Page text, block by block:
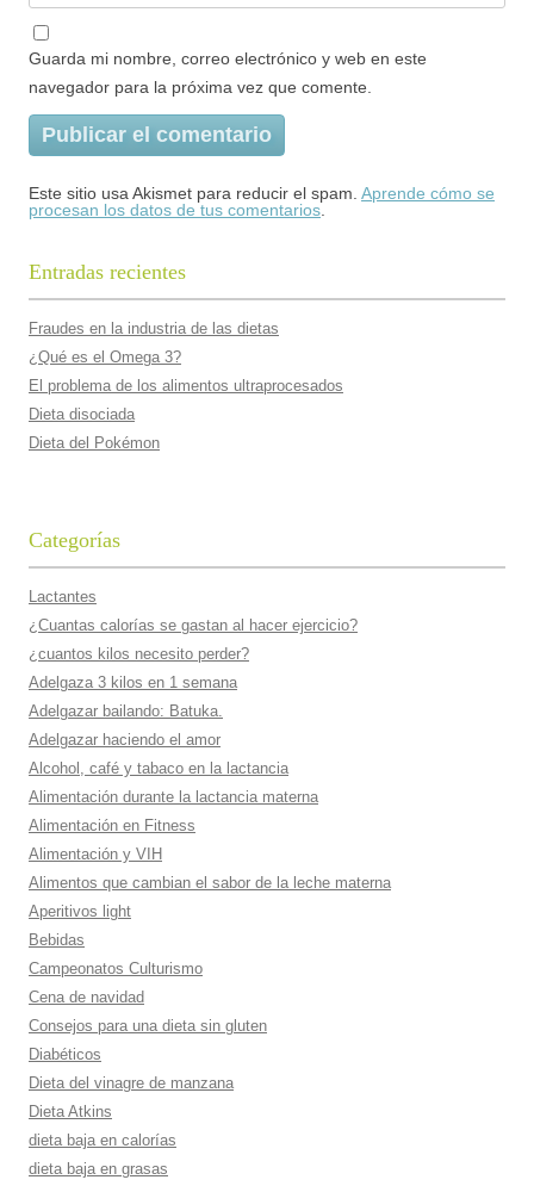
Guarda mi nombre, correo electrónico y web en este
navegador para la próxima vez que comente.
Este sitio usa Akismet para reducir el spam. Aprende cómo se
procesan los datos de tus comentarios.
Entradas recientes
Fraudes en la industria de las dietas
¿Qué es el Omega 3?
El problema de los alimentos ultraprocesados
Dieta disociada
Dieta del Pokémon
Categorías
Lactantes
¿Cuantas calorí­as se gastan al hacer ejercicio?
¿cuantos kilos necesito perder?
Adelgaza 3 kilos en 1 semana
Adelgazar bailando: Batuka.
Adelgazar haciendo el amor
Alcohol, café y tabaco en la lactancia
Alimentación durante la lactancia materna
Alimentación en Fitness
Alimentación y VIH
Alimentos que cambian el sabor de la leche materna
Aperitivos light
Bebidas
Campeonatos Culturismo
Cena de navidad
Consejos para una dieta sin gluten
Diabéticos
Dieta del vinagre de manzana
Dieta Atkins
dieta baja en calorí­as
dieta baja en grasas